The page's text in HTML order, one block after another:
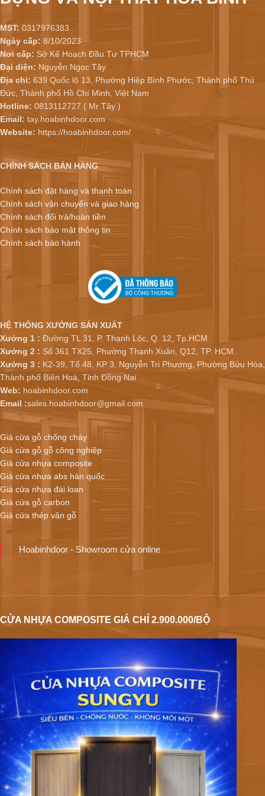
MST: 0317976383
Ngày cấp: 8/10/2023
Nơi cấp: Sở Kế Hoạch Đầu Tư TPHCM
Đại diện: Nguyễn Ngọc Tây
Địa chỉ: 639 Quốc lộ 13, Phường Hiệp Bình Phước, Thành phố Thủ
Đức, Thành phố Hồ Chí Minh, Việt Nam
Hotline: 0813112727 ( Mr Tây )
Email: tay.hoabinhdoor.com
Website: https://hoabinhdoor.com/
CHÍNH SÁCH BÁN HÀNG
Chính sách đặt hàng và thanh toán
Chính sách vận chuyển và giao hàng
Chính sách đổi trả/hoàn tiền
Chính sách bảo mật thông tin
Chính sách bảo hành
HỆ THỐNG XƯỞNG SẢN XUẤT
Xưởng 1 : Đường TL 31, P. Thạnh Lộc, Q. 12, Tp.HCM
Xưởng 2 : Số 361 TX25, Phường Thạnh Xuân, Q12, TP. HCM.
Xưởng 3 : K2-39, Tổ 48, KP 3, Nguyễn Tri Phương, Phường Bửu Hòa,
Thành phố Biên Hoà, Tỉnh Đồng Nai
Web: hoabinhdoor.com
Email :sales.hoabinhdoor@gmail.com
Giá cửa gỗ chống cháy
Giá cửa gỗ gỗ công nghiệp
Giá cửa nhựa composite
Giá cửa nhựa abs hàn quốc
Giá cửa nhựa đài loan
Giá cửa gỗ carbon
Giá cửa thép vân gỗ
Hoabinhdoor - Showroom cửa online
CỬA NHỰA COMPOSITE GIÁ CHỈ 2.900.000/BỘ